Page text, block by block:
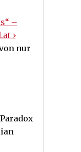
–
›
nur
Paradox